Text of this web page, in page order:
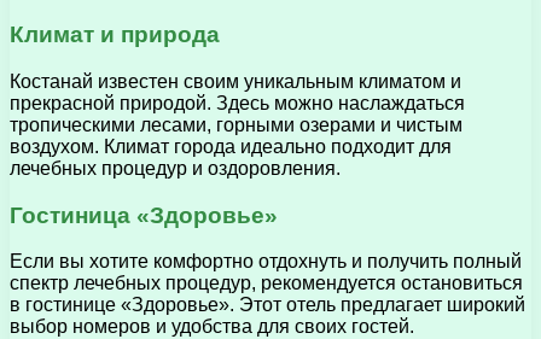
Климат и природа
Костанай известен своим уникальным климатом и
прекрасной природой. Здесь можно наслаждаться
тропическими лесами, горными озерами и чистым
воздухом. Климат города идеально подходит для
лечебных процедур и оздоровления.
Гостиница «Здоровье»
Если вы хотите комфортно отдохнуть и получить полный
спектр лечебных процедур, рекомендуется остановиться
в гостинице «Здоровье». Этот отель предлагает широкий
выбор номеров и удобства для своих гостей.